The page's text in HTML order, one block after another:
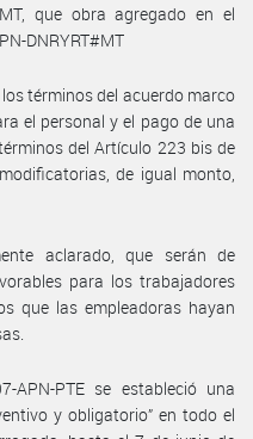
que obra agregado en el
DNRYRT#MT
términos del acuerdo marco
el personal y el pago de una
del Artículo 223 bis de
de igual monto,
aclarado, que serán de
para los trabajadores
que las empleadoras hayan
APN-PTE se estableció una
y obligatorio” en todo el